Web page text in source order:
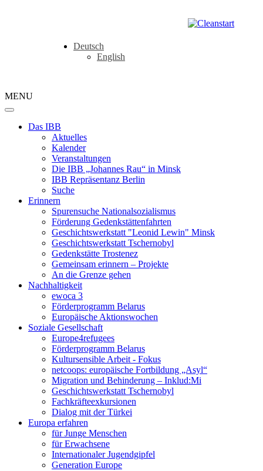
Deutsch
English
MENU
Das IBB
Aktuelles
Kalender
Veranstaltungen
Die IBB „Johannes Rau“ in Minsk
IBB Repräsentanz Berlin
Suche
Erinnern
Spurensuche Nationalsozialismus
Förderung Gedenkstättenfahrten
Geschichtswerkstatt "Leonid Lewin" Minsk
Geschichtswerkstatt Tschernobyl
Gedenkstätte Trostenez
Gemeinsam erinnern – Projekte
An die Grenze gehen
Nachhaltigkeit
ewoca 3
Förderprogramm Belarus
Europäische Aktionswochen
Soziale Gesellschaft
Europe4refugees
Förderprogramm Belarus
Kultursensible Arbeit - Fokus
netcoops: europäische Fortbildung „Asyl“
Migration und Behinderung – Inklud:Mi
Geschichtswerkstatt Tschernobyl
Fachkräfteexkursionen
Dialog mit der Türkei
Europa erfahren
für Junge Menschen
für Erwachsene
Internationaler Jugendgipfel
Generation Europe